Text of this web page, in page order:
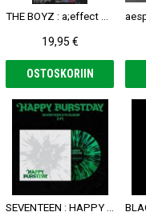
19,95 €
OSTOSKORIIN